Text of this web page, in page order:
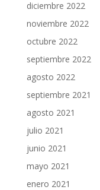
diciembre 2022
noviembre 2022
octubre 2022
septiembre 2022
agosto 2022
septiembre 2021
agosto 2021
julio 2021
junio 2021
mayo 2021
enero 2021